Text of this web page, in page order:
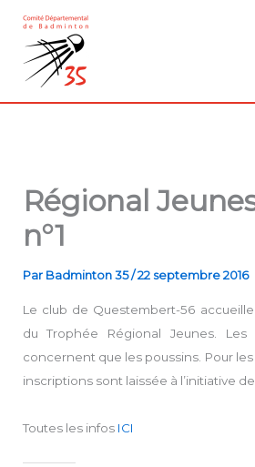
contenu
Régional
n°1
Par Badminton 35/22 septembre 2016
Le club de Questembert-56
du Trophée Régional Jeunes.
concernent que les poussins. Pour
inscriptions sont laissée à l’initiative
Toutes les infos ICI